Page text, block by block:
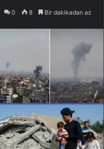
0 8 Bir dakikadan az